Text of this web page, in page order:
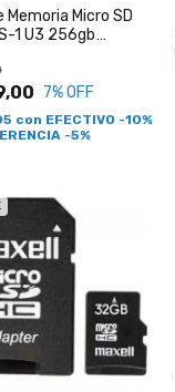
Memoria Micro SD
1 U3 256gb
7% OFF
con EFECTIVO -10%
-5%